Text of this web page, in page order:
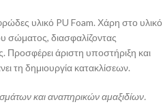
υλικό PU Foam. Χάρη στο υλικό
σώματος, διασφαλίζοντας
άριστη υποστήριξη και
τη δημιουργία κατακλίσεων.
και αναπηρικών αμαξιδίων.